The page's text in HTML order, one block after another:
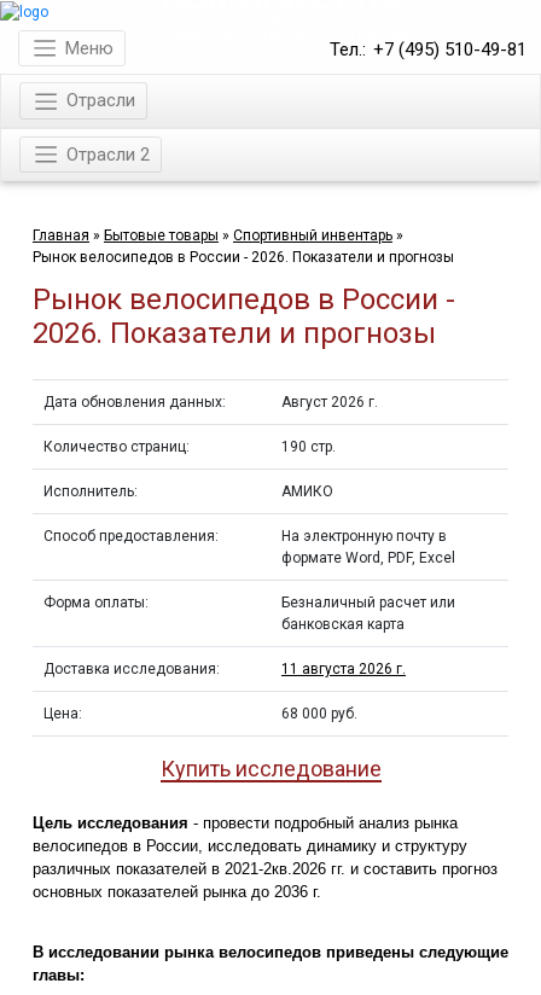
Тел.: +7 (495) 510-49-81
Меню
Отрасли
Отрасли 2
Главная » Бытовые товары » Спортивный инвентарь »
Рынок велосипедов в России - 2026. Показатели и прогнозы
Рынок велосипедов в России -
2026. Показатели и прогнозы
Дата обновления данных: Август 2026 г.
Количество страниц: 190 стр.
Исполнитель: АМИКО
Способ предоставления:
На электронную почту в
формате Word, PDF, Excel
Форма оплаты:
Безналичный расчет или
банковская карта
Доставка исследования: 11 августа 2026 г.
Цена: 68 000 руб.
Купить исследование
Цель исследования - провести подробный анализ рынка
велосипедов в России, исследовать динамику и структуру
различных показателей в 2021-2кв.2026 гг. и составить прогноз
основных показателей рынка до 2036 г.
В исследовании рынка велосипедов приведены следующие
главы: